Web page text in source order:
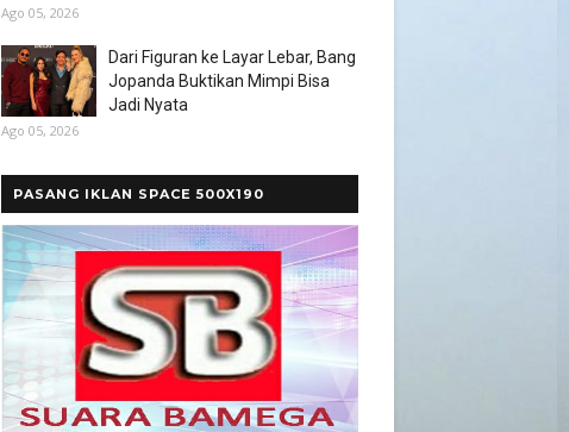
Ago 05, 2026
Dari Figuran ke Layar Lebar, Bang
Jopanda Buktikan Mimpi Bisa
Jadi Nyata
Ago 05, 2026
PASANG IKLAN SPACE 500X190